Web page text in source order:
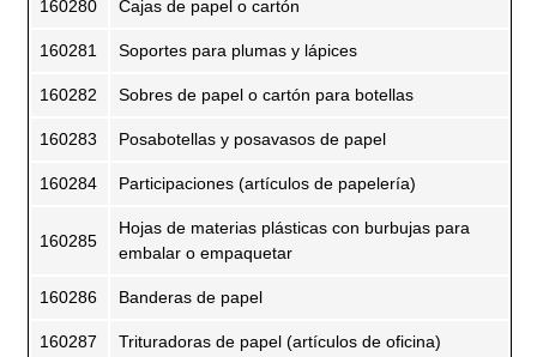
160280 Cajas de papel o cartón
160281 Soportes para plumas y lápices
160282 Sobres de papel o cartón para botellas
160283 Posabotellas y posavasos de papel
160284 Participaciones (artículos de papelería)
160285
Hojas de materias plásticas con burbujas para
embalar o empaquetar
160286 Banderas de papel
160287 Trituradoras de papel (artículos de oficina)